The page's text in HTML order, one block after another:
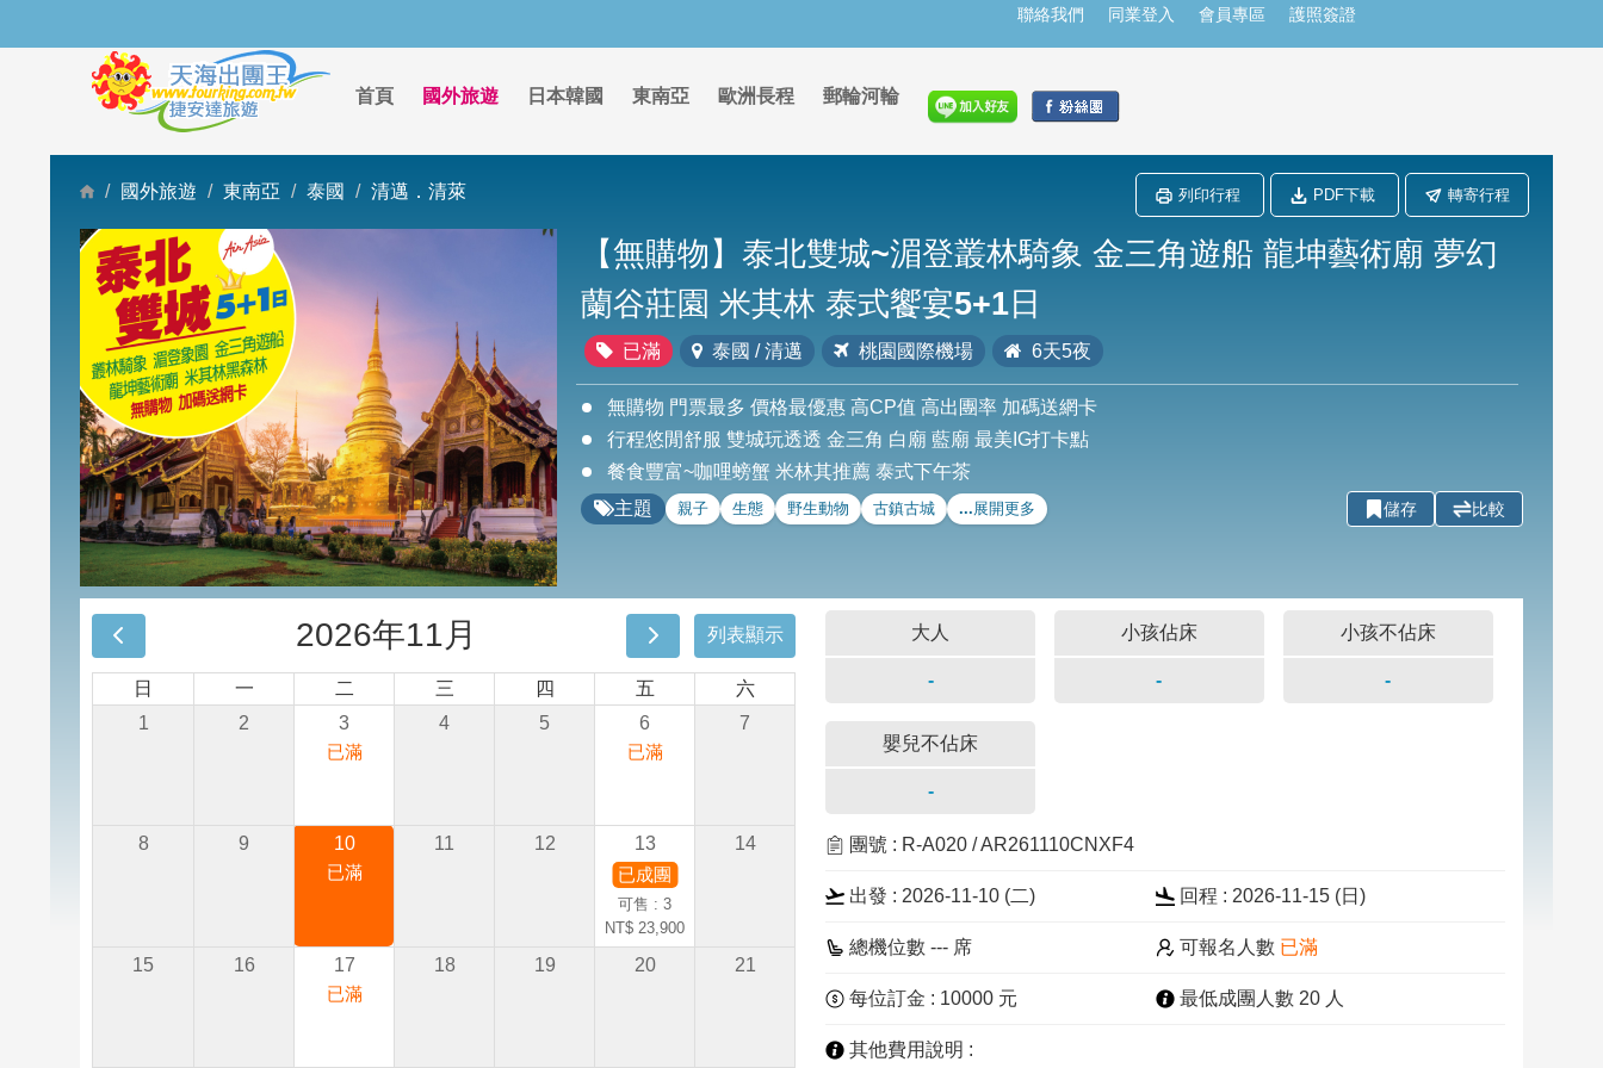
聯絡我們 同業登入 會員專區 護照簽證
首頁 國外旅遊 日本韓國 東南亞 歐洲長程 郵輪河輪
國外旅遊 東南亞 泰國 清邁．清萊 列印行程 PDF下載 轉寄行程
【無購物】泰北雙城~湄登叢林騎象 金三角遊船 龍坤藝術廟 夢幻
蘭谷莊園 米其林 泰式饗宴5+1日
已滿 泰國 / 清邁 桃園國際機場 6天5夜
無購物 門票最多 價格最優惠 高CP值 高出團率 加碼送網卡
行程悠閒舒服 雙城玩透透 金三角 白廟 藍廟 最美IG打卡點
餐食豐富~咖哩螃蟹 米林其推薦 泰式下午茶
主題
親子 生態 野生動物 古鎮古城 ...展開更多 儲存 比較
2026年11月 列表顯示
日 一 二 三 四 五
六
1
2
3
已滿
4 5
6
已滿
7
8 9
10
已滿
11 12
13
已成團
可售 : 3
NT$ 23,900
14
15 16
17
已滿
18 19 20 21
大人 小孩佔床 小孩不佔床
- - -
嬰兒不佔床
-
團號 : R-A020 / AR261110CNXF4
出發 : 2026-11-10 (二) 回程 : 2026-11-15 (日 )
總機位數 --- 席 可報名人數 已滿
每位訂金 : 10000 元 最低成團人數 20 人
其他費用說明 :